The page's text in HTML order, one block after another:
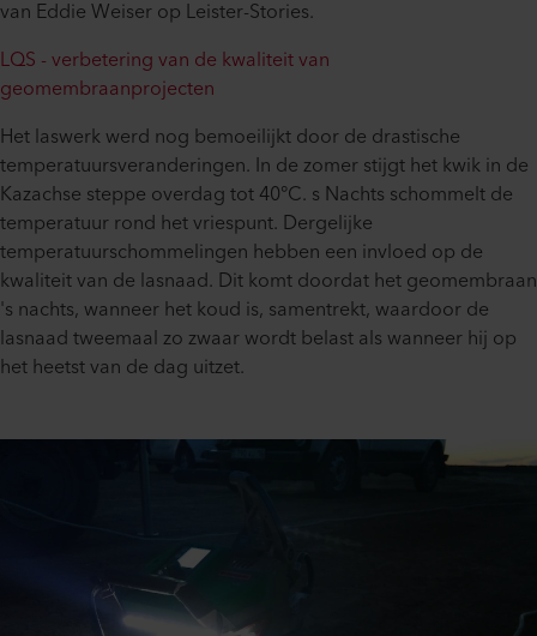
van Eddie Weiser op Leister-Stories.
LQS - verbetering van de kwaliteit van
geomembraanprojecten
Het laswerk werd nog bemoeilijkt door de drastische
temperatuursveranderingen. In de zomer stijgt het kwik in de
Kazachse steppe overdag tot 40°C. s Nachts schommelt de
temperatuur rond het vriespunt. Dergelijke
temperatuurschommelingen hebben een invloed op de
kwaliteit van de lasnaad. Dit komt doordat het geomembraan
's nachts, wanneer het koud is, samentrekt, waardoor de
lasnaad tweemaal zo zwaar wordt belast als wanneer hij op
het heetst van de dag uitzet.